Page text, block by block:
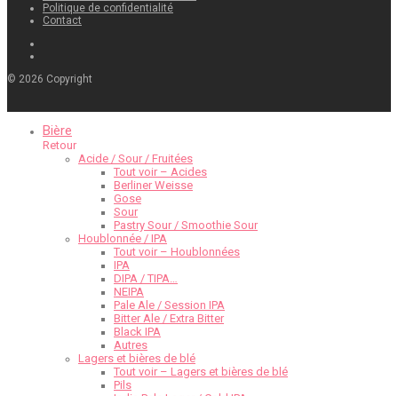
Politique de confidentialité
Contact
© 2026 Copyright
Bière
Retour
Acide / Sour / Fruitées
Tout voir – Acides
Berliner Weisse
Gose
Sour
Pastry Sour / Smoothie Sour
Houblonnée / IPA
Tout voir – Houblonnées
IPA
DIPA / TIPA…
NEIPA
Pale Ale / Session IPA
Bitter Ale / Extra Bitter
Black IPA
Autres
Lagers et bières de blé
Tout voir – Lagers et bières de blé
Pils